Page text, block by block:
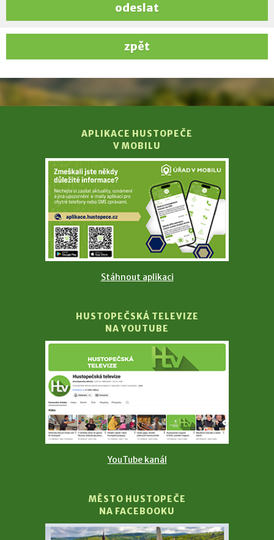
odeslat
zpět
APLIKACE HUSTOPEČE
V MOBILU
Stáhnout aplikaci
HUSTOPEČSKÁ TELEVIZE
NA YOUTUBE
YouTube kanál
MĚSTO HUSTOPEČE
NA FACEBOOKU